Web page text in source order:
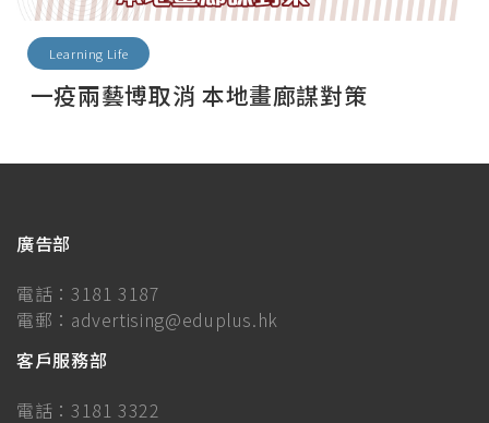
Learning Life
一疫兩藝博取消 本地畫廊謀對策
廣告部
電話： 3181 3187
電郵： advertising@eduplus.hk
客戶服務部
電話： 3181 3322